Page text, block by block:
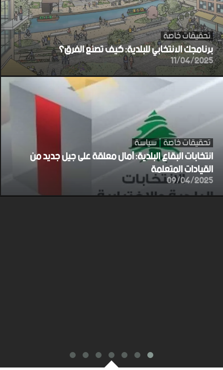
تحقيقات خاصة
برنامجك الانتخابي للبلدية: كيف تصنع الفرق؟
11/04/2025
تحقيقات خاصة سياسة
انتخابات البقاع البلدية: آمال معلقة على جيل جديد من
القيادات المتعلمة
09/04/2025